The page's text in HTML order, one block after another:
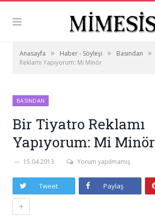
Anasayfa » Haber - Söyleşi » Basından »
Reklamı Yapıyorum: Mi Minör
BASINDAN
Bir Tiyatro Reklamı
Yapıyorum: Mi Minör
15.04.2013 Yorum yapılmamış
Tweet Paylaş
+